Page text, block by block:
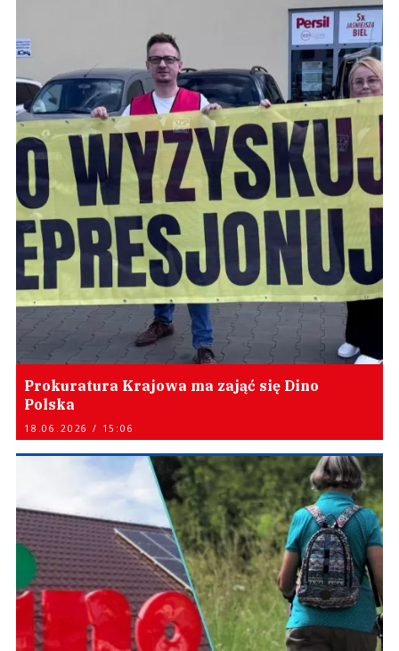
Prokuratura Krajowa ma zająć się Dino
Polska
18.06.2026 / 15:06